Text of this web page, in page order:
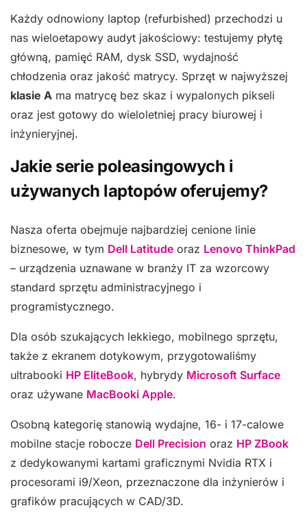
Każdy odnowiony laptop (refurbished) przechodzi u
nas wieloetapowy audyt jakościowy: testujemy płytę
główną, pamięć RAM, dysk SSD, wydajność
chłodzenia oraz jakość matrycy. Sprzęt w najwyższej
klasie A ma matrycę bez skaz i wypalonych pikseli
oraz jest gotowy do wieloletniej pracy biurowej i
inżynieryjnej.
Jakie serie poleasingowych i
używanych laptopów oferujemy?
Nasza oferta obejmuje najbardziej cenione linie
biznesowe, w tym Dell Latitude oraz Lenovo ThinkPad
– urządzenia uznawane w branży IT za wzorcowy
standard sprzętu administracyjnego i
programistycznego.
Dla osób szukających lekkiego, mobilnego sprzętu,
także z ekranem dotykowym, przygotowaliśmy
ultrabooki HP EliteBook, hybrydy Microsoft Surface
oraz używane MacBooki Apple.
Osobną kategorię stanowią wydajne, 16- i 17-calowe
mobilne stacje robocze Dell Precision oraz HP ZBook
z dedykowanymi kartami graficznymi Nvidia RTX i
procesorami i9/Xeon, przeznaczone dla inżynierów i
grafików pracujących w CAD/3D.